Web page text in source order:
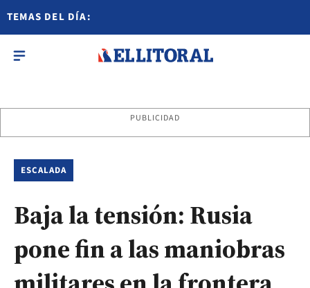
TEMAS DEL DÍA:
PUBLICIDAD
ESCALADA
Baja la tensión: Rusia
pone fin a las maniobras